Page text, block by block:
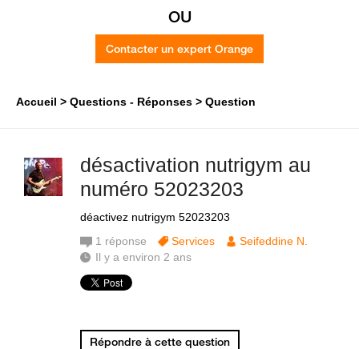
OU
Contacter un expert Orange
Accueil Questions - Réponses Question
désactivation nutrigym au
numéro 52023203
déactivez nutrigym 52023203
1 réponse Services
Seifeddine N.
Il y a environ 2 ans
Répondre à cette question